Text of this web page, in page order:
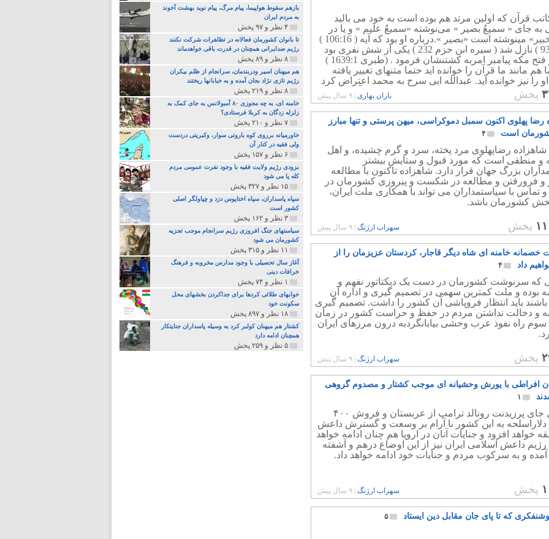
قرآن که اولین مرتد هم بوده است به ﺧﻮﺩ ﻣﯽ ﺑﺎﻟﯿﺪ
ﺑﻪ ﺟﺎﯼ ‏« ﺳﻤﯿﻊٌ ﺑﺼﯿﺮ ‏» ﻣﯽﻧﻮﺷﺘﻪ ‏«ﺳﻤﯿﻊٌ ﻋﻠﯿﻢ ‏» ﻭ ﯾﺎ ﺩﺭ
ﺟﺎﯼ« ﺧﺒﯿﺮ‏» ﻣﯿﻨﻮﺷﺘﻪ ﺍﺳﺖ ‏«ﺑﺼﯿﺮ ‏».ﺩﺭﺑﺎﺭﻩ ﺍﻭ ﺑﻮﺩ ﮐﻪ ﺁﯾﻪ ‏( 106:16 ‏)
ﻭ ﯾﺎ( 93:6 ‏) ﻧﺎﺯﻝ ﺷﺪ ‏( ﺳﯿﺮﻩ ﺍﺑﻦ ﺣﺰﻡ 232 ‏) ﯾﮑﯽ ﺍﺯ ﺷﺶ ﻧﻔﺮﯼ ﺑﻮﺩ
ﮐﻪ ﺭﻭﺯ ﻓﺘﺢ ﻣﮑﻪ ﭘﯿﺎﻣﺒﺮ ﺍﻣﺮﺑﻪ ﮐﺸﺘﻨﺸﺎﻥ ﻓﺮﻣﻮﺩ . ‏(ﻃﺒﺮﯼ 1639:1 ‏)
هم مانند ما قرآن را خوانده اید حتما متنهای تغییر یافته
را نیز خوانده اید. عبدالله ابی سرح به محمد اعتراض کرد
متن وحی خداوند نیست؟ محمد پاسخ داد : آری اینها
عبدالله گفت : اگر وحی خداست چرا اجازه ویرایش
ای؟ عبدالله پس از این ماجرا محمد را ترک کرد و
اولین مرتد مشهور گشت.
پخش باران بهاری ۹ سال پیش
رضا پهلوی اکنون سمبل دموکراسی، میهن پرستی و تنها مبارز
است
۴
شاهزاده رضاپهلوی مرد پخته، سرد و گرم چشیده، و اهل
و منطقی است که مورد قبول و ستایش بیشتر
بزرگ جهان قرار دارد. شاهزاده تاکنون با مطالعه
و فرورفتن و مطالعه در شکست و پیروزی کشورمان در
تماس با سیاستمداران می تواند با همکاری ملت ایران،
کشورمان باشد.
پخش سهراب ارژنگ ۹ سال پیش
خصمانه خامنه ای شاه دیگر قاجار، کردستان عزیزمان را از
داد
۴
که سرنوشت کشورمان در دست یک دیکتاتور نفهم و
بوده و ملت کمترین سهمی در تصمیم گیری و اداره آن
باشند باید انتظار فروپاشی آن کشور را داشت. تصمیم گیری
و دخالت نداشتن مردم در حفظ و حراست کشور در زمان
سوم راه نفوذ عرب وحشی بیابانگردبه درون مرزهای ایران
پخش سهراب ارژنگ ۹ سال پیش
افراطی با یورش وحشیانه ای موجب کشتار و مصدوم گروهی
۱
دیداربی جای پرزیدنت رونالد ترامپ از عربستان و فروش ۴۰۰
دلاراسلحه به این کشور نا آرام بر وسعت و گسترش داعش
خواهد افزود و جنایات آنان در اروپا هم چنان ادامه خواهد
داعش اسلامی ایران نیز از این اوضاع درهم و آشفته
آمده و به سرکوب مردم و جنایات خود ادامه خواهد داد.
پخش سهراب ارژنگ ۹ سال پیش
که تا پای جان مقابل دین ایستاد ۵
بازهم سقوط هواپیما، پیام مرگ، پیام نوید بهشت آخوند
به مردم ایران
۴ نظر و ۹۷ پخش
تا بانوان کشورمان فعالانه در تظاهرات شرکت نکنند
رژیم ضدایرانی همچنان در قدرت باقی خواهدماند
۸ نظر و ۸۹ پخش
هم میهنان اسیر ودربندمان، سرانجام از ظلم بیکران
رژیم تازی نژاد بجان آمده و به خبابانها ریختند
۸ نظر و ۲۱۹ پخش
خامنه ای، به چه مجوزی ۸۰ آمبولانس به جای کمک به
زلزله زدگان به کربلا فرستادی؟
۷ نظر و ۲۱۰ پخش
خاورمیانه برروی کوه باروتی سوار، وکبریتی دردست
ولی فقیه در کنار آن
۶ نظر و ۱۵۷ پخش
بزودی رژیم ولایت فقیه با وجود نفرت عمومی مردم
کله پا می شود
۱۵ نظر و ۳۲۷ پخش
سپاه پاسداران، سپاه اختاپوس دزد و چپاولگر اصلی
کشور است
۳ نظر و ۱۶۲ پخش
سیاستهای جنگ افروزی رژیم سرانجام موجب تجزیه
کشورمان می شود
۱۱ نظر و ۳۱۵ پخش
آغاز سال تحصیلی با وجود مدارس مخروبه و فرهنگ
خرافات دینی
۱ نظر و ۷۴ پخش
خوابهای طلائی کردها برای جداکردن بخشهای محل
سکونت خود
۱۸ نظر و ۸۹۷ پخش
کشتار هم میهنان کولبر کرد به وسیله پاسداران جنایتکار
همچنان ادامه دارد
۵ نظر و ۲۵۹ پخش